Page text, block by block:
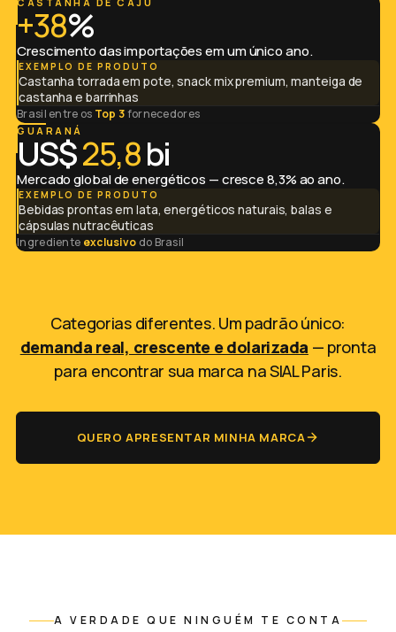
+38%
Crescimento das importações em um único ano.
EXEMPLO DE PRODUTO
Castanha torrada em pote, snack mix premium, manteiga de
castanha e barrinhas
Brasil entre os Top 3fornecedores
GUARANÁ
US$25,8bi
Mercado global de energéticos — cresce 8,3% ao ano.
EXEMPLO DE PRODUTO
Bebidas prontas em lata, energéticos naturais, balas e
cápsulas nutracêuticas
Ingrediente exclusivo do Brasil
Categorias diferentes. Um padrão único:
demanda real, crescente e dolarizada — pronta
para encontrar sua marca na SIAL Paris.
QUERO APRESENTAR MINHA MARCA
A VERDADE QUE NINGUÉM TE CONTA